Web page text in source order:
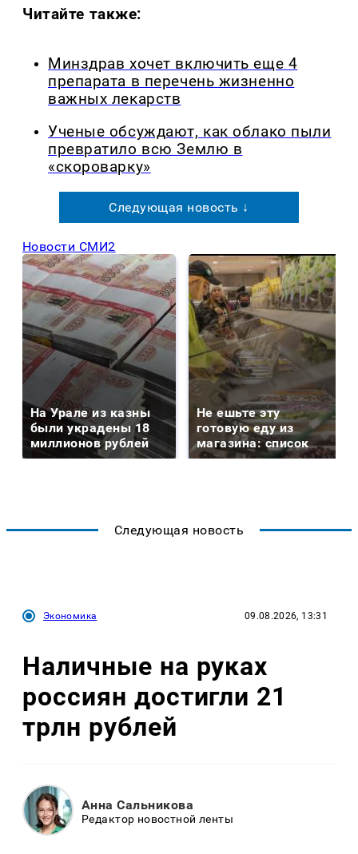
Читайте также:
Минздрав хочет включить еще 4
препарата в перечень жизненно
важных лекарств
Ученые обсуждают, как облако пыли
превратило всю Землю в
«скороварку»
Следующая новость ↓
Новости СМИ2
На Урале из казны
были украдены 18
миллионов рублей
Не ешьте эту
готовую еду из
магазина: список
Следующая новость
Экономика 09.08.2026, 13:31
Наличные на руках
россиян достигли 21
трлн рублей
Анна Сальникова
Редактор новостной ленты